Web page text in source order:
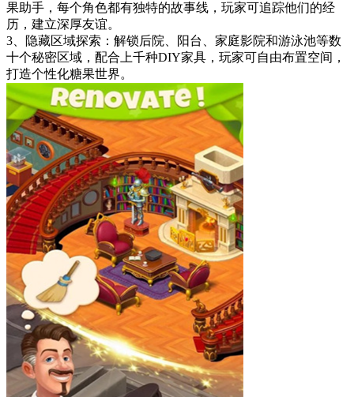
果助手，每个角色都有独特的故事线，玩家可追踪他们的经
历，建立深厚友谊。
3、隐藏区域探索：解锁后院、阳台、家庭影院和游泳池等数
十个秘密区域，配合上千种DIY家具，玩家可自由布置空间，
打造个性化糖果世界。